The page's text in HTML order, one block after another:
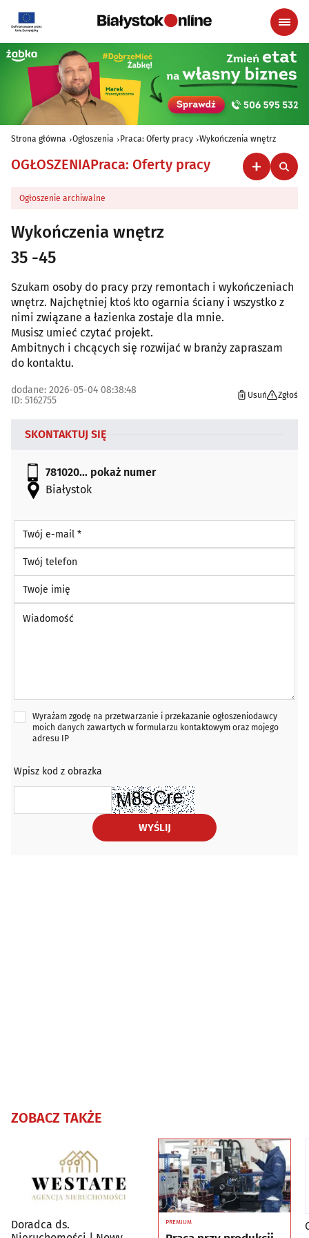
Strona główna Ogłoszenia Praca: Oferty pracy Wykończenia wnętrz
OGŁOSZENIAPraca: Oferty pracy
Ogłoszenie archiwalne
Wykończenia wnętrz
35 -45
Szukam osoby do pracy przy remontach i wykończeniach
wnętrz. Najchętniej ktoś kto ogarnia ściany i wszystko z
nimi związane a łazienka zostaje dla mnie.
Musisz umieć czytać projekt.
Ambitnych i chcących się rozwijać w branży zapraszam
do kontaktu.
dodane: 2026-05-04 08:38:48
ID: 5162755
Usuń Zgłoś
SKONTAKTUJ SIĘ
781020... pokaż numer
Białystok
Twój e-mail *
Twój telefon
Twoje imię
Wyrażam zgodę na przetwarzanie i przekazanie ogłoszeniodawcy
moich danych zawartych w formularzu kontaktowym oraz mojego
adresu IP
Wpisz kod z obrazka
WYŚLIJ
ZOBACZ TAKŻE
Doradca ds.
PREMIUM